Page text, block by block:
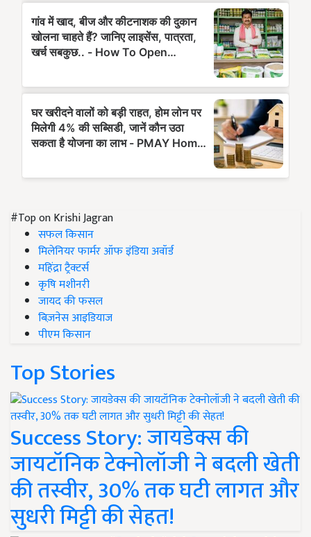
#Top on Krishi Jagran
सफल किसान
मिलेनियर फार्मर ऑफ इंडिया अवॉर्ड
महिंद्रा ट्रैक्टर्स
कृषि मशीनरी
जायद की फसल
बिज़नेस आइडियाज
पीएम किसान
Top Stories
Success Story: जायडेक्स की
जायटॉनिक टेक्नोलॉजी ने बदली खेती
की तस्वीर, 30% तक घटी लागत और
सुधरी मिट्टी की सेहत!